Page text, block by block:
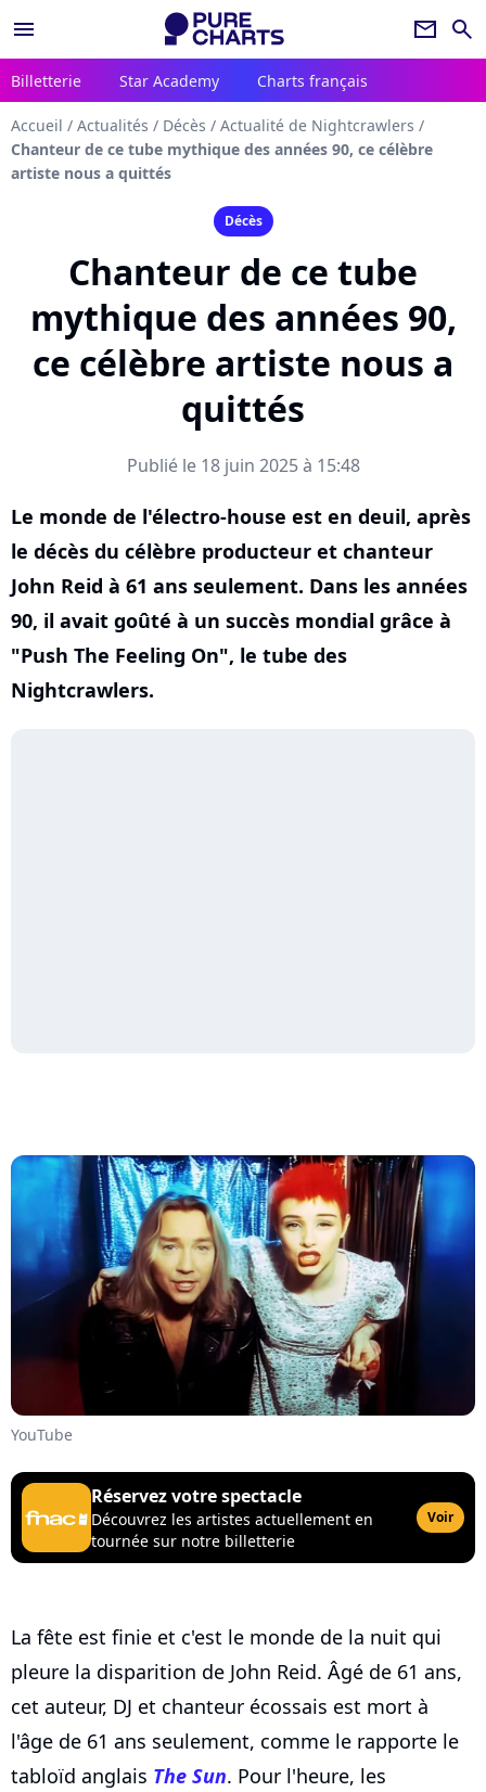
menu newsletter search
Billetterie Star Academy Charts français
Accueil / Actualités / Décès / Actualité de Nightcrawlers /
Chanteur de ce tube mythique des années 90, ce célèbre
artiste nous a quittés
Décès
Chanteur de ce tube
mythique des années 90,
ce célèbre artiste nous a
quittés
Publié le 18 juin 2025 à 15:48
Le monde de l'électro-house est en deuil, après
le décès du célèbre producteur et chanteur
John Reid à 61 ans seulement. Dans les années
90, il avait goûté à un succès mondial grâce à
"Push The Feeling On", le tube des
Nightcrawlers.
YouTube
Réservez votre spectacle
Découvrez les artistes actuellement en
tournée sur notre billetterie
Voir
La fête est finie et c'est le monde de la nuit qui
pleure la disparition de John Reid. Âgé de 61 ans,
cet auteur, DJ et chanteur écossais est mort à
l'âge de 61 ans seulement, comme le rapporte le
tabloïd anglais The Sun. Pour l'heure, les